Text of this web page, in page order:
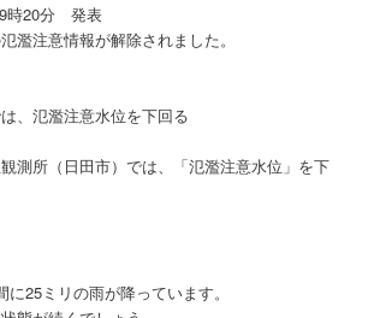
時20分 発表
濫注意情報が解除されました。
、氾濫注意水位を下回る
測所（日田市）では、「氾濫注意水位」を下
25ミリの雨が降っています。